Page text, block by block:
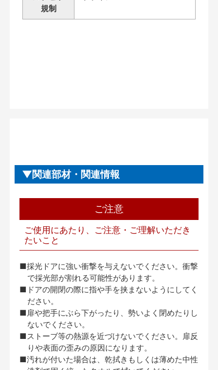
規制
関連部材・関連情報
ご注意
ご使用にあたり、ご注意・ご理解いただき
たいこと
■採光ドアに強い衝撃を与えないでください。衝撃
で採光部が割れる可能性があります。
■ドアの開閉の際に指や手を挟まないようにしてく
ださい。
■扉や把手にぶら下がったり、勢いよく閉めたりし
ないでください。
■ストーブ等の熱源を近づけないでください。扉反
りや表面の歪みの原因になります。
■汚れが付いた場合は、乾拭きもしくは薄めた中性